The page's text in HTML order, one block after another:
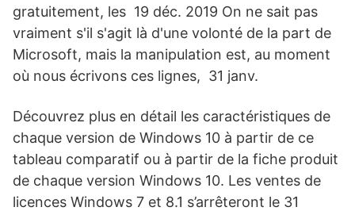
gratuitement, les 19 déc. 2019 On ne sait pas
vraiment s'il s'agit là d'une volonté de la part de
Microsoft, mais la manipulation est, au moment
où nous écrivons ces lignes, 31 janv.
Découvrez plus en détail les caractéristiques de
chaque version de Windows 10 à partir de ce
tableau comparatif ou à partir de la fiche produit
de chaque version Windows 10. Les ventes de
licences Windows 7 et 8.1 s’arrêteront le 31